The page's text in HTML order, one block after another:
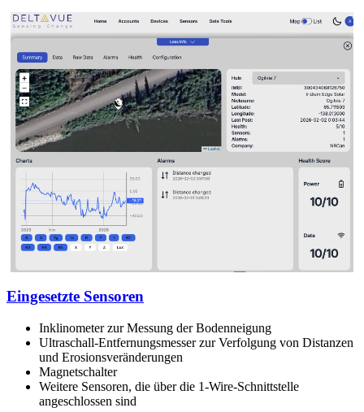
Eingesetzte Sensoren
Inklinometer zur Messung der Bodenneigung
Ultraschall-Entfernungsmesser zur Verfolgung von Distanzen
und Erosionsveränderungen
Magnetschalter
Weitere Sensoren, die über die 1-Wire-Schnittstelle
angeschlossen sind